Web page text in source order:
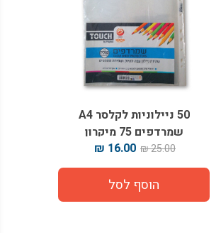
50 ניילוניות לקלסר A4
שמרדפים 75 מיקרון
25.00 ₪
16.00 ₪